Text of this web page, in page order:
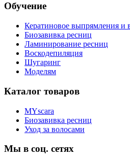
Обучение
Кератиновое выпрямления и
Биозавивка ресниц
Ламинирование ресниц
Воскодепиляция
Шугаринг
Моделям
Каталог товаров
MYscara
Биозавивка ресниц
Уход за волосами
Мы в соц. сетях